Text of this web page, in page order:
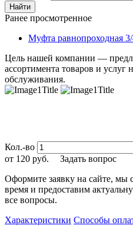
Найти
Ранее просмотренное
Муфта равнопроходная
Цель нашей компании —
ассортимента товаров и услуг
обслуживания.
Кол.-во
от 120 руб.
Задать вопрос
Оформите заявку на сайте, мы
время и предоставим
все вопросы.
Характеристики Способы